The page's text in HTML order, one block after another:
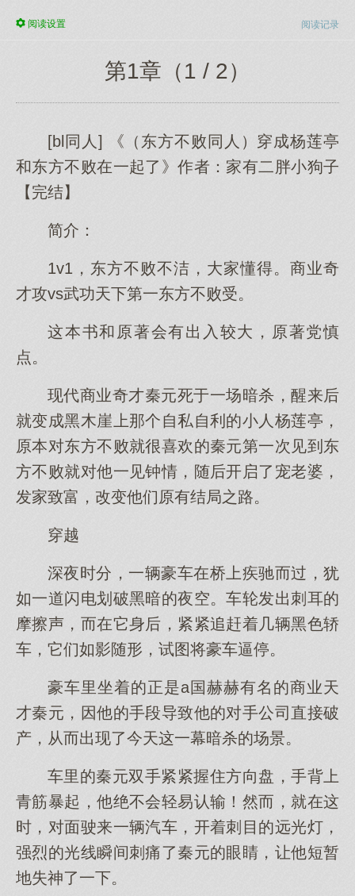
阅读记录
阅读设置
第1章（1 / 2）
[bl同人] 《（东方不败同人）穿成杨莲亭
和东方不败在一起了》作者：家有二胖小狗子
【完结】
简介：
1v1，东方不败不洁，大家懂得。商业奇
才攻vs武功天下第一东方不败受。
这本书和原著会有出入较大，原著党慎
点。
现代商业奇才秦元死于一场暗杀，醒来后
就变成黑木崖上那个自私自利的小人杨莲亭，
原本对东方不败就很喜欢的秦元第一次见到东
方不败就对他一见钟情，随后开启了宠老婆，
发家致富，改变他们原有结局之路。
穿越
深夜时分，一辆豪车在桥上疾驰而过，犹
如一道闪电划破黑暗的夜空。车轮发出刺耳的
摩擦声，而在它身后，紧紧追赶着几辆黑色轿
车，它们如影随形，试图将豪车逼停。
豪车里坐着的正是a国赫赫有名的商业天
才秦元，因他的手段导致他的对手公司直接破
产，从而出现了今天这一幕暗杀的场景。
车里的秦元双手紧紧握住方向盘，手背上
青筋暴起，他绝不会轻易认输！然而，就在这
时，对面驶来一辆汽车，开着刺目的远光灯，
强烈的光线瞬间刺痛了秦元的眼睛，让他短暂
地失神了一下。